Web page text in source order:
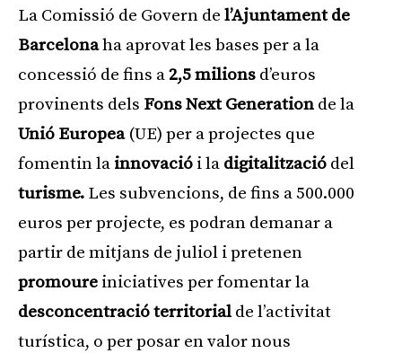
La Comissió de Govern de l’Ajuntament de
Barcelonaha aprovat les bases per a la
concessió de fins a2,5 milions d’euros
provinents dels Fons Next Generation de la
Unió Europea(UE) per a projectes que
fomentin lainnovació i la digitalització del
turisme. Les subvencions, de fins a 500.000
euros per projecte, es podran demanar a
partir de mitjans de juliol i pretenen
promoure iniciatives per fomentar la
desconcentració territorialde l’activitat
turística, o per posar en valor nous